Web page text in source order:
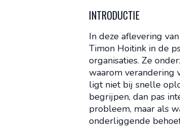
INTRODUCTIE
In deze aflevering
Timon Hoitink in de
organisaties. Ze
waarom verandering
ligt niet bij snelle
begrijpen, dan pas
probleem, maar als
onderliggende